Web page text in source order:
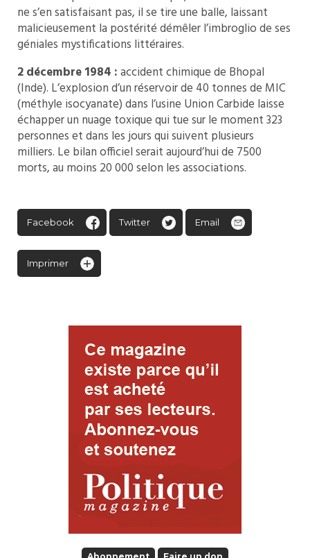
ne s’en satisfaisant pas, il se tire une balle, laissant
malicieusement la postérité démêler l’imbroglio de ses
géniales mystifications littéraires.
2 décembre 1984 :accident chimique de Bhopal
(Inde). L’explosion d’un réservoir de 40 tonnes de MIC
(méthyle isocyanate) dans l’usine Union Carbide laisse
échapper un nuage toxique qui tue sur le moment 323
personnes et dans les jours qui suivent plusieurs
milliers. Le bilan officiel serait aujourd’hui de 7500
morts, au moins 20 000 selon les associations.
Facebook Twitter Email
Imprimer